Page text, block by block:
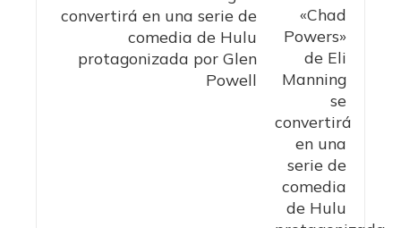
convertirá en una serie de
comedia de Hulu
protagonizada por Glen
Powell